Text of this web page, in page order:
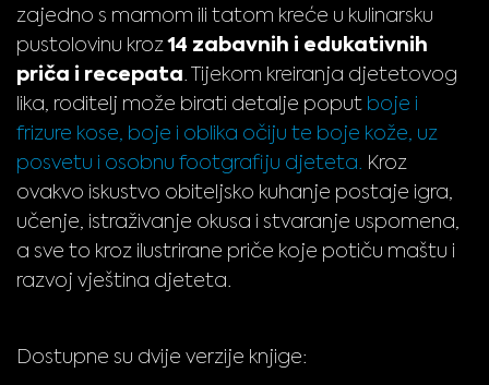
zajedno s mamom ili tatom kreće u kulinarsku
pustolovinu kroz14 zabavnih i edukativnih
priča i recepata. Tijekom kreiranja djetetovog
lika, roditelj može birati detalje poput boje i
frizure kose, boje i oblika očiju te boje kože, uz
posvetu i osobnu footgrafiju djeteta. Kroz
ovakvo iskustvo obiteljsko kuhanje postaje igra,
učenje, istraživanje okusa i stvaranje uspomena,
a sve to kroz ilustrirane priče koje potiču maštu i
razvoj vještina djeteta.
Dostupne su dvije verzije knjige: